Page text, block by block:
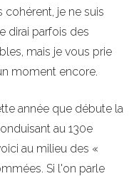
je ne suis
dirai parfois des
mais je vous prie
moment encore.
année que débute la
au 130e
au milieu des «
Si l'on parle